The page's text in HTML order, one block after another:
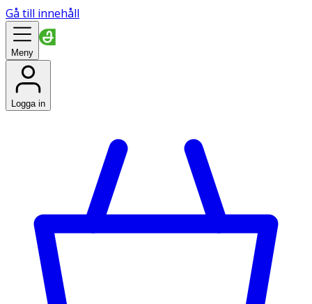
Gå till innehåll
Meny
Logga in